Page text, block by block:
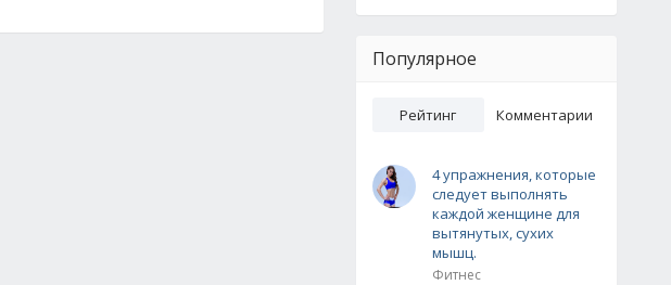
Популярное
Рейтинг Комментарии
4 упражнения, которые
следует выполнять
каждой женщине для
вытянутых, сухих
мышц.
Фитнес